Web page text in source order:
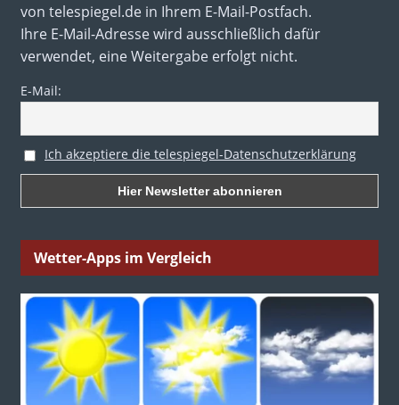
von telespiegel.de in Ihrem E-Mail-Postfach.
Ihre E-Mail-Adresse wird ausschließlich dafür
verwendet, eine Weitergabe erfolgt nicht.
E-Mail:
Ich akzeptiere die telespiegel-Datenschutzerklärung
Wetter-Apps im Vergleich